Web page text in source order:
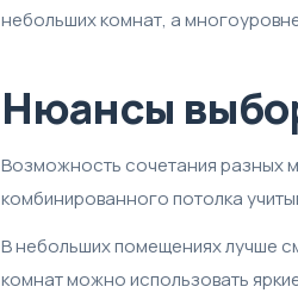
небольших комнат, а
Нюансы
Возможность сочетания разных
комбинированного потолка
В небольших помещениях лучше
комнат можно использовать